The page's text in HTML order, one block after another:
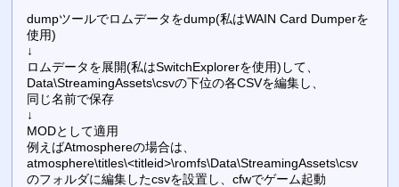
dumpツールでロムデータをdump(私はWAIN Card Dumperを
使用)
↓
ロムデータを展開(私はSwitchExplorerを使用)して、
Data\StreamingAssets\csvの下位の各CSVを編集し、
同じ名前で保存
↓
MODとして適用
例えばAtmosphereの場合は、
atmosphere\titles\<titleid>\romfs\Data\StreamingAssets\csv
のフォルダに編集したcsvを設置し、cfwでゲーム起動